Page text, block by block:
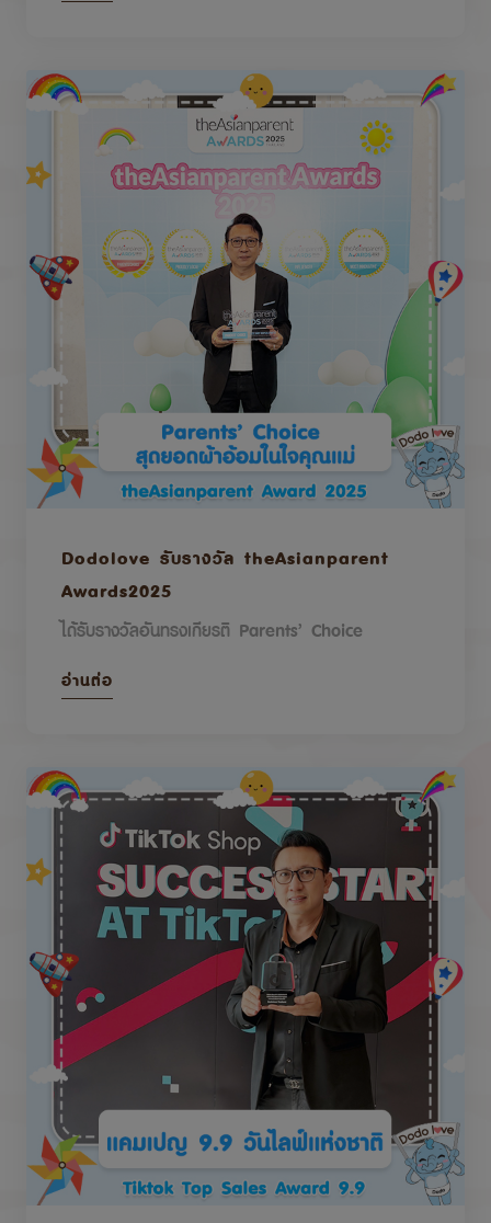
Dodolove รับรางวัล theAsianparent
Awards2025
ได้รับรางวัลอันทรงเกียรติ Parents’ Choice
อ่านต่อ